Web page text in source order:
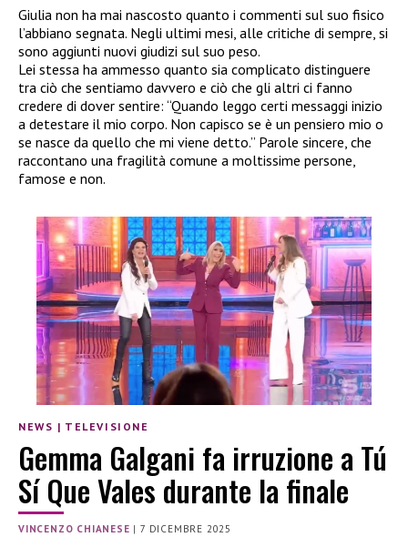
Giulia non ha mai nascosto quanto i commenti sul suo fisico
l’abbiano segnata. Negli ultimi mesi, alle critiche di sempre, si
sono aggiunti nuovi giudizi sul suo peso.
Lei stessa ha ammesso quanto sia complicato distinguere
tra ciò che sentiamo davvero e ciò che gli altri ci fanno
credere di dover sentire: “Quando leggo certi messaggi inizio
a detestare il mio corpo. Non capisco se è un pensiero mio o
se nasce da quello che mi viene detto.” Parole sincere, che
raccontano una fragilità comune a moltissime persone,
famose e non.
NEWS | TELEVISIONE
Gemma Galgani fa irruzione a Tú
Sí Que Vales durante la finale
VINCENZO CHIANESE |7 DICEMBRE 2025